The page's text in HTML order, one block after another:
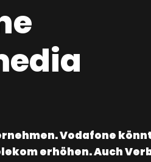
Vodafone
erhöhen. Auch